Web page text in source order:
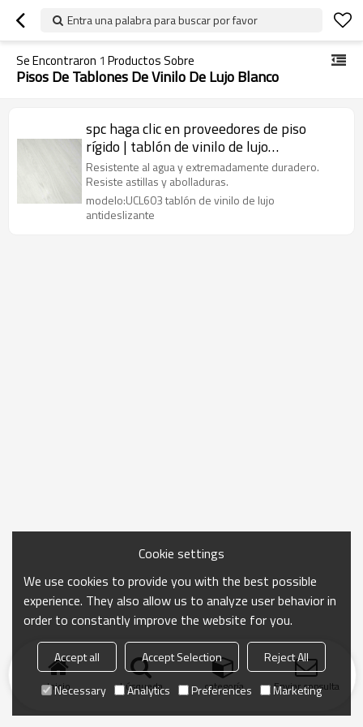
Entra una palabra para buscar por favor
Se Encontraron 1 Productos Sobre
Pisos De Tablones De Vinilo De Lujo Blanco
spc haga clic en proveedores de piso
rígido | tablón de vinilo de lujo
antideslizante | UCL603 vinilo lvt para
uso comercial
Resistente al agua y extremadamente duradero.
Resiste astillas y abolladuras.
modelo:UCL603 tablón de vinilo de lujo
antideslizante
Inicio búsqueda categoría Enviar consulta
Cookie settings
We use cookies to provide you with the best possible
experience. They also allow us to analyze user behavior in
order to constantly improve the website for you.
Accept all Accept Selection
Reject All
Necessary
Analytics Preferences Marketing